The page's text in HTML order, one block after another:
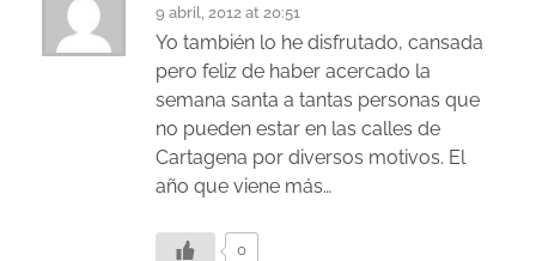
9 abril, 2012 at 20:51
Yo también lo he disfrutado, cansada
pero feliz de haber acercado la
semana santa a tantas personas que
no pueden estar en las calles de
Cartagena por diversos motivos. El
año que viene más…
0